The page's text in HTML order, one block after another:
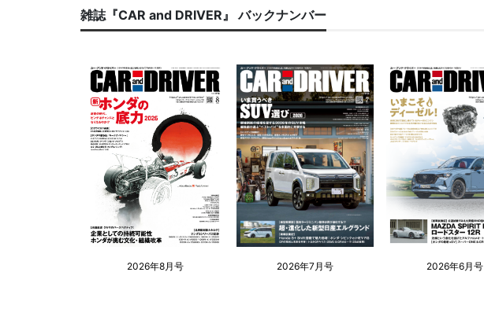
雑誌『CAR and DRIVER』 バックナンバー
2026年8月号 2026年7月号 2026年6月号